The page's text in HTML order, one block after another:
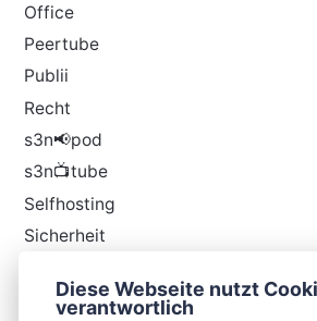
Office
Peertube
Publii
Recht
s3n📢pod
s3n📺tube
Selfhosting
Sicherheit
Thunderbird
Diese Webseite nutzt
verantwortlich